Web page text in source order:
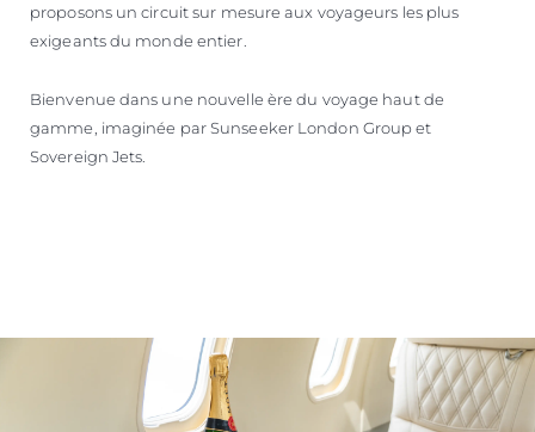
proposons un circuit sur mesure aux voyageurs les plus
exigeants du monde entier.
Bienvenue dans une nouvelle ère du voyage haut de
gamme, imaginée par Sunseeker London Group et
Sovereign Jets.